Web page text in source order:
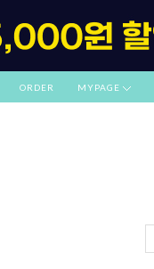
ORDER MYPAGE